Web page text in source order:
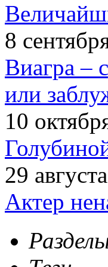
8
Виагра –
или
10
29
Актер